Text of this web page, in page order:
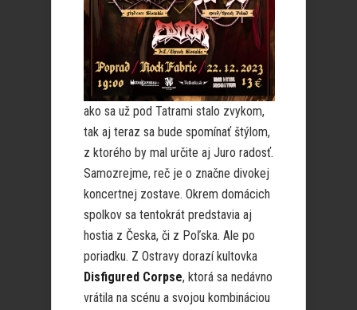
ako sa už pod Tatrami stalo zvykom,
tak aj teraz sa bude spomínať štýlom,
z ktorého by mal určite aj Juro radosť.
Samozrejme, reč je o značne divokej
koncertnej zostave. Okrem domácich
spolkov sa tentokrát predstavia aj
hostia z Česka, či z Poľska. Ale po
poriadku. Z Ostravy dorazí kultovka
Disfigured Corpse, ktorá sa nedávno
vrátila na scénu a svojou kombináciou